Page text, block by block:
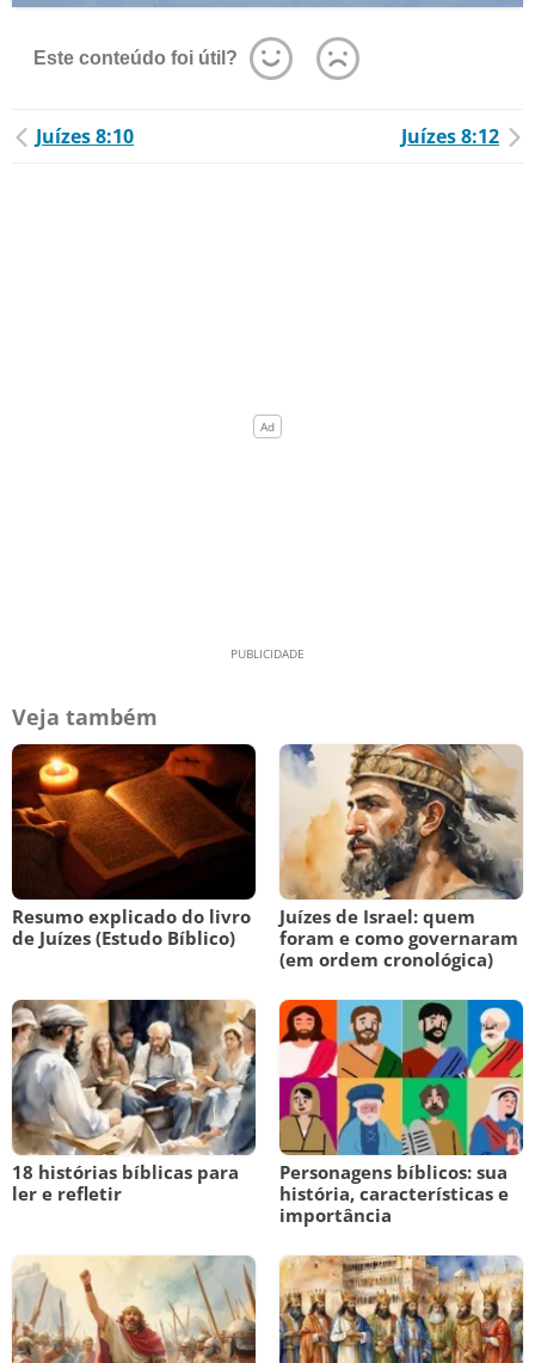
Este conteúdo foi útil?
Juízes 8:10 Juízes 8:12
Veja também
Resumo explicado do livro
de Juízes (Estudo Bíblico)
Juízes de Israel: quem
foram e como governaram
(em ordem cronológica)
18 histórias bíblicas para
ler e refletir
Personagens bíblicos: sua
história, características e
importância